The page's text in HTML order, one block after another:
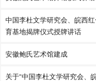
中国李杜文学研究会、皖西
育基地揭牌仪式授牌讲话
安徽鲍氏艺术馆建成
关于“中国李杜文学研究会、